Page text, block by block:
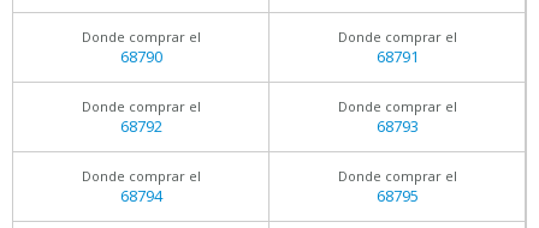
Donde comprar el
68790
Donde comprar el
68791
Donde comprar el
68792
Donde comprar el
68793
Donde comprar el
68794
Donde comprar el
68795